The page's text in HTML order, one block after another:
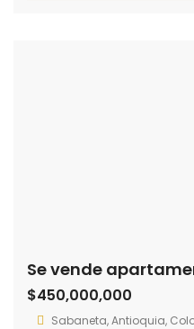
$450,000,000
Sabaneta, Antioquia,